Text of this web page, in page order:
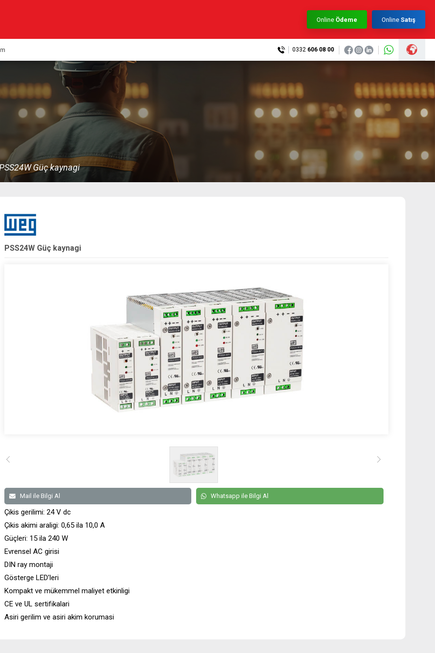
×
0332 606 08 00
info@samurtek.com.tr
Online Ödeme Online Satış
0332 606 08 00
Güç kaynagi
Ürünlerimiz
Çözümlerimiz
KVK
Multimedya
Kalite & Belgeler
İletişim
PSS24W Güç kaynagi
Mail ile Bilgi Al Whatsapp ile Bilgi Al
Çikis gerilimi: 24 V dc
Çikis akimi araligi: 0,65 ila 10,0 A
Güçleri: 15 ila 240 W
Evrensel AC girisi
DIN ray montaji
Gösterge LED’leri
Kompakt ve mükemmel maliyet etkinligi
CE ve UL sertifikalari
Asiri gerilim ve asiri akim korumasi